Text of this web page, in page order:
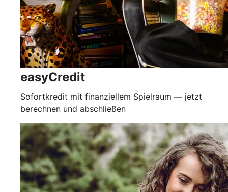
easyCredit
Sofortkredit mit finanziellem Spielraum — jetzt
berechnen und abschließen